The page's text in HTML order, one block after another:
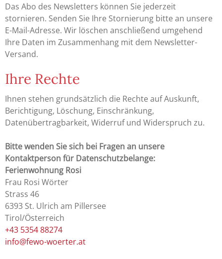
Das Abo des Newsletters können Sie jederzeit
stornieren. Senden Sie Ihre Stornierung bitte an unsere
E-Mail-Adresse. Wir löschen anschließend umgehend
Ihre Daten im Zusammenhang mit dem Newsletter-
Versand.
Ihre Rechte
Ihnen stehen grundsätzlich die Rechte auf Auskunft,
Berichtigung, Löschung, Einschränkung,
Datenübertragbarkeit, Widerruf und Widerspruch zu.
Bitte wenden Sie sich bei Fragen an unsere
Kontaktperson für Datenschutzbelange:
Ferienwohnung Rosi
Frau Rosi Wörter
Strass 46
6393 St. Ulrich am Pillersee
Tirol/Österreich
+43 5354 88274
info@fewo-woerter.at